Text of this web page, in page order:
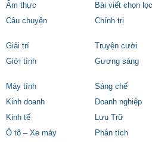
Ẩm thực Bài viết chọn lọc
Câu chuyện
Chính trị
Giải trí
Truyện cười
Giới tính
Gương sáng
Máy tính
Sáng chế
Kinh doanh
Doanh nghiệp
Kinh tế
Lưu Trữ
Ô tô – Xe máy
Phân tích